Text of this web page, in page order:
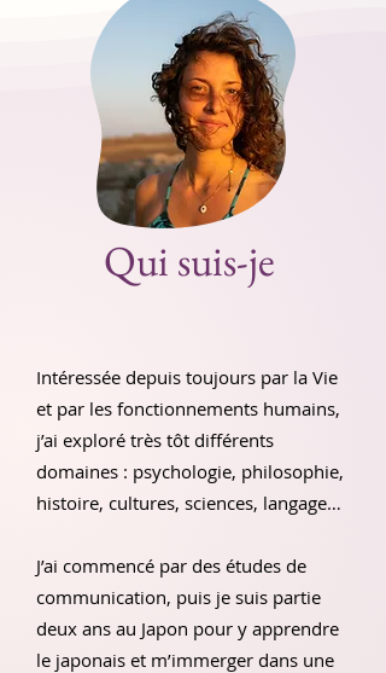
Qui suis-je
Intéressée depuis toujours par la Vie
et par les fonctionnements humains,
j’ai exploré très tôt différents
domaines : psychologie, philosophie,
histoire, cultures, sciences, langage…
J’ai commencé par des études de
communication, puis je suis partie
deux ans au Japon pour y apprendre
le japonais et m’immerger dans une